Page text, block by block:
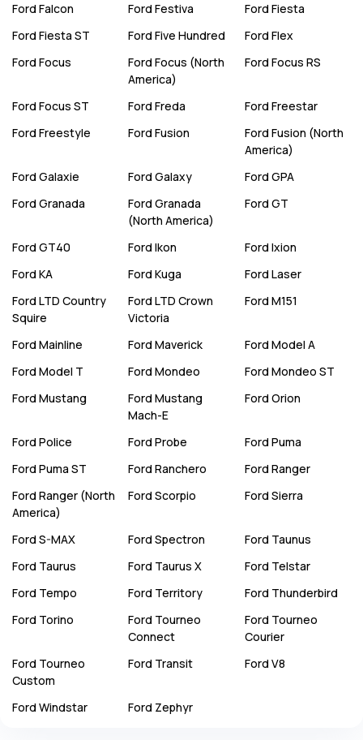
Ford Falcon Ford Festiva Ford Fiesta
Ford Fiesta ST Ford Five Hundred Ford Flex
Ford Focus Ford Focus (North
America)
Ford Focus RS
Ford Focus ST Ford Freda Ford Freestar
Ford Freestyle Ford Fusion Ford Fusion (North
America)
Ford Galaxie Ford Galaxy Ford GPA
Ford Granada Ford Granada
(North America)
Ford GT
Ford GT40 Ford Ikon Ford Ixion
Ford KA Ford Kuga Ford Laser
Ford LTD Country
Squire
Ford LTD Crown
Victoria
Ford M151
Ford Mainline Ford Maverick Ford Model A
Ford Model T Ford Mondeo Ford Mondeo ST
Ford Mustang Ford Mustang
Mach-E
Ford Orion
Ford Police Ford Probe Ford Puma
Ford Puma ST Ford Ranchero Ford Ranger
Ford Ranger (North
America)
Ford Scorpio Ford Sierra
Ford S-MAX Ford Spectron Ford Taunus
Ford Taurus Ford Taurus X Ford Telstar
Ford Tempo Ford Territory Ford Thunderbird
Ford Torino Ford Tourneo
Connect
Ford Tourneo
Courier
Ford Tourneo
Custom
Ford Transit Ford V8
Ford Windstar Ford Zephyr